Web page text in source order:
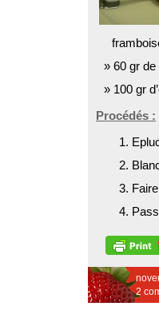
60 gr de
100 gr
Procédés :
2